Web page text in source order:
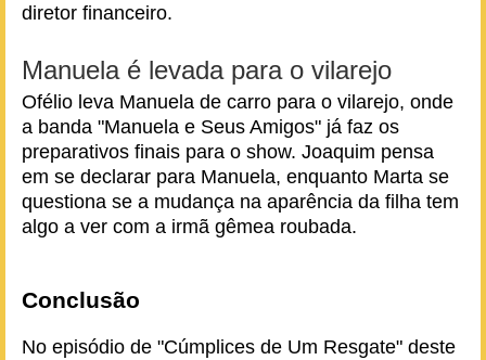
diretor financeiro.
Manuela é levada para o vilarejo
Ofélio leva Manuela de carro para o vilarejo, onde
a banda "Manuela e Seus Amigos" já faz os
preparativos finais para o show. Joaquim pensa
em se declarar para Manuela, enquanto Marta se
questiona se a mudança na aparência da filha tem
algo a ver com a irmã gêmea roubada.
Conclusão
No episódio de "Cúmplices de Um Resgate" deste